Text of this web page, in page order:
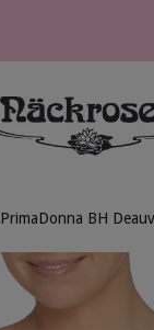
PrimaDonna BH